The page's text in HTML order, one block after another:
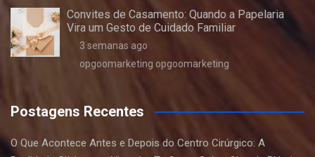
Convites de Casamento: Quando a Papelaria
Vira um Gesto de Cuidado Familiar
3 semanas ago
opgoomarketing opgoomarketing
Postagens Recentes
O Que Acontece Antes e Depois do Centro Cirúrgico: A